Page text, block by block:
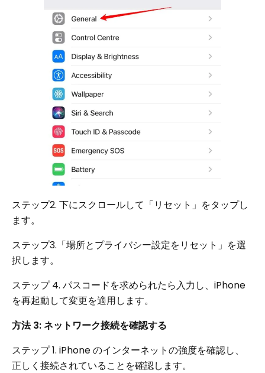
ステップ2. 下にスクロールして「リセット」をタップし
ます。
ステップ3.「場所とプライバシー設定をリセット」を選
択します。
ステップ 4. パスコードを求められたら入力し、iPhone
を再起動して変更を適用します。
方法 3: ネットワーク接続を確認する
ステップ 1. iPhone のインターネットの強度を確認し、
正しく接続されていることを確認します。